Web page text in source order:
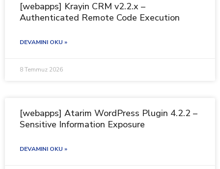
[webapps] Krayin CRM v2.2.x –
Authenticated Remote Code Execution
DEVAMINI OKU »
8 Temmuz 2026
[webapps] Atarim WordPress Plugin 4.2.2 –
Sensitive Information Exposure
DEVAMINI OKU »